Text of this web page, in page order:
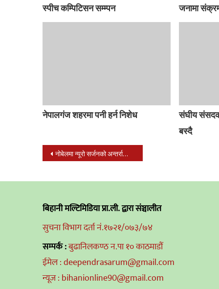
स्पीच कम्पिटिसन सम्म्पन
जनामा
नेपालगंज शहरमा पनी हर्न निशेध
संघीय
बस्दै
Post
नोबेलमा न्यूरो सर्जनको अन्तर्राष्ट्रिय शैक्षिक सम्मेलन : नौ देशका बरिष्ठ न्यूरो सर्जनको जमघट
बिहानी मल्टिमिडिया प्रा.ली. द्वारा संञ्चालीत
सुचना विभाग दर्ता नं.१७२१/०७३/७४
सम्पर्क :बुढानिलकण्ठ न.पा १० काठमाडौं
ईमेल : deependrasarum@gmail.com
न्यूज : bihanionline90@gmail.com